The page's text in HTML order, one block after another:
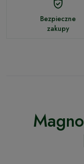
Bezpieczne
zakupy